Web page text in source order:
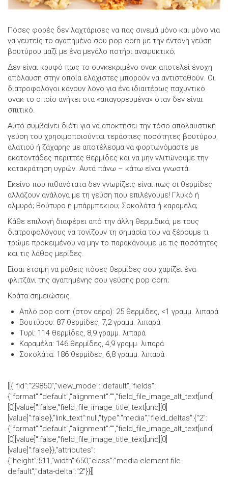
Πόσες φορές δεν λαχτάρισες να πας σινεμά μόνο και μόνο για
να γευτείς το αγαπημένο σου pop corn με την έντονη γεύση
βουτύρου μαζί με ένα μεγάλο ποτήρι αναψυκτικό;
Δεν είναι κρυφό πως το συγκεκριμένο σνακ αποτελεί ένοχη
απόλαυση στην οποία ελάχιστες μπορούν να αντισταθούν. Οι
διατροφολόγοι κάνουν λόγο για ένα ιδιαιτέρως παχυντικό
σνακ το οποίο ανήκει στα «απαγορευμένα» όταν δεν είναι
σπιτικό.
Αυτό συμβαίνει διότι για να αποκτήσει την τόσο απολαυστική
γεύση του χρησιμοποιούνται τεράστιες ποσότητες βουτύρου,
αλατιού ή ζάχαρης με αποτέλεσμα να φορτωνόμαστε με
εκατοντάδες περιττές θερμίδες και να μην γλιτώνουμε την
κατακράτηση υγρών. Αυτά πάνω – κάτω είναι γνωστά.
Εκείνο που πιθανότατα δεν γνωρίζεις είναι πως οι θερμίδες
αλλάζουν ανάλογα με τη γεύση που επιλέγουμε! Γλυκό ή
αλμυρό; Βούτυρο ή μπάρμπεκιου; Σοκολάτα ή καραμέλα;
Κάθε επιλογή διαφέρει από την άλλη θερμιδικά, με τους
διατροφολόγους να τονίζουν τη σημασία του να ξέρουμε τι
τρώμε προκειμένου να μην το παρακάνουμε με τις ποσότητες
και τις λάθος μερίδες.
Είσαι έτοιμη να μάθεις πόσες θερμίδες σου χαρίζει ένα
φλιτζάνι της αγαπημένης σου γεύσης pop corn;
Κράτα σημειώσεις.
Απλό pop corn (στον αέρα): 25 θερμίδες, <1 γραμμ. λιπαρά
Βουτύρου: 87 θερμίδες, 7,2 γραμμ. λιπαρά
Tυρί: 114 θερμίδες, 8,9 γραμμ. λιπαρά
Kαραμέλα: 146 θερμίδες, 4,9 γραμμ. λιπαρά
Σοκολάτα: 186 θερμίδες, 6,8 γραμμ. λιπαρά
[[{"fid":"29850","view_mode":"default","fields":
{"format":"default","alignment":"","field_file_image_alt_text[und]
[0][value]":false,"field_file_image_title_text[und][0]
[value]":false},"link_text":null,"type":"media","field_deltas":{"2":
{"format":"default","alignment":"","field_file_image_alt_text[und]
[0][value]":false,"field_file_image_title_text[und][0]
[value]":false}},"attributes":
{"height":511,"width":650,"class":"media-element file-
default","data-delta":"2"}}]]